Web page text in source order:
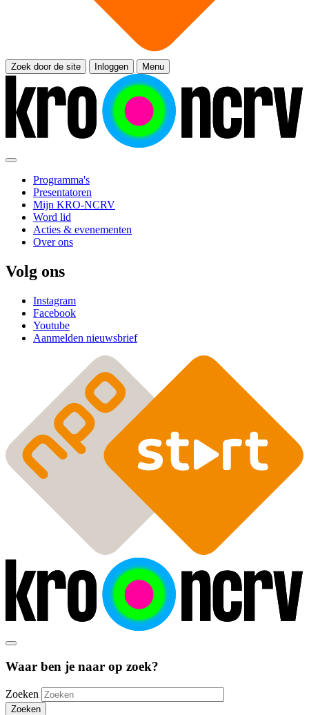
Zoek door de site Inloggen Menu
Programma's
Presentatoren
Mijn KRO-NCRV
Word lid
Acties & evenementen
Over ons
Volg ons
Instagram
Facebook
Youtube
Aanmelden nieuwsbrief
Waar ben je naar op zoek?
Zoeken
Zoeken